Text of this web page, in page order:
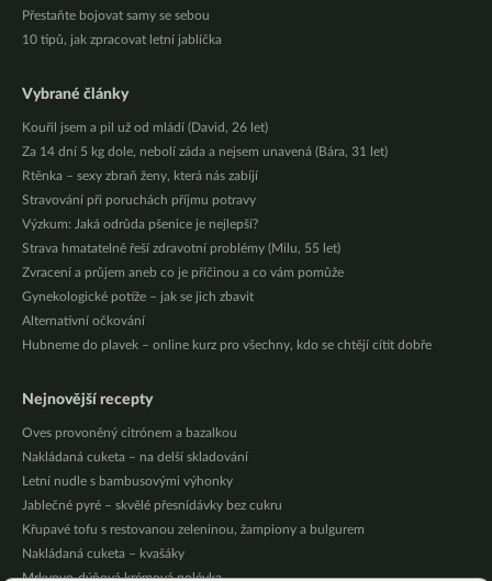
Přestaňte bojovat samy se sebou
10 tipů, jak zpracovat letní jablíčka
Vybrané články
Kouřil jsem a pil už od mládí (David, 26 let)
Za 14 dní 5 kg dole, nebolí záda a nejsem unavená (Bára, 31 let)
Rtěnka – sexy zbraň ženy, která nás zabíjí
Stravování při poruchách příjmu potravy
Výzkum: Jaká odrůda pšenice je nejlepší?
Strava hmatatelně řeší zdravotní problémy (Milu, 55 let)
Zvracení a průjem aneb co je příčinou a co vám pomůže
Gynekologické potíže – jak se jich zbavit
Alternativní očkování
Hubneme do plavek – online kurz pro všechny, kdo se chtějí cítit dobře
Nejnovější recepty
Oves provoněný citrónem a bazalkou
Nakládaná cuketa – na delší skladování
Letní nudle s bambusovými výhonky
Jablečné pyré – skvělé přesnídávky bez cukru
Křupavé tofu s restovanou zeleninou, žampiony a bulgurem
Nakládaná cuketa – kvašáky
Mrkvovo-dýňová krémová polévka